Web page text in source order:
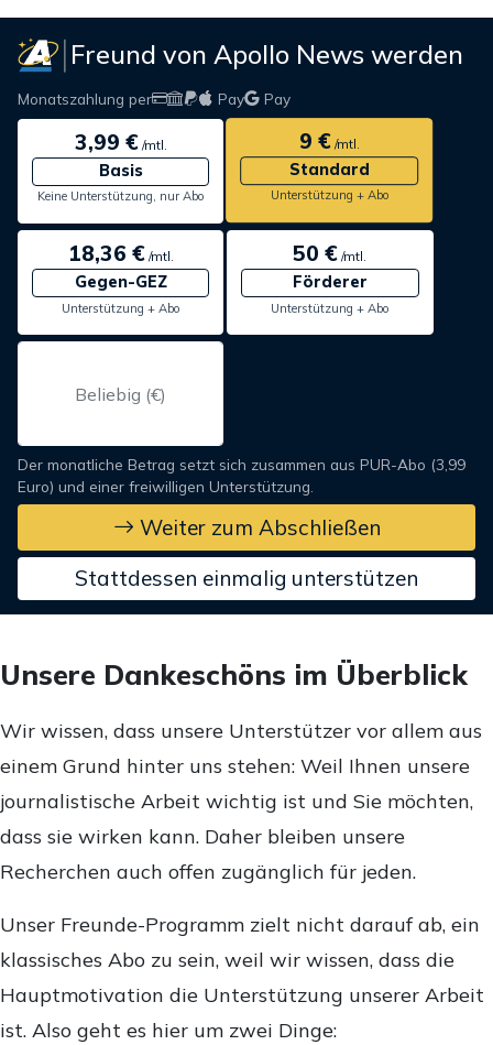
Freund von Apollo News werden
Monatszahlung per Pay Pay
3,99 €/mtl.
Basis
Keine Unterstützung, nur Abo
9 €/mtl.
Standard
Unterstützung + Abo
18,36 €/mtl.
Gegen-GEZ
Unterstützung + Abo
50 € /mtl.
Förderer
Unterstützung + Abo
Der monatliche Betrag setzt sich zusammen aus PUR-Abo (3,99
Euro) und einer freiwilligen Unterstützung.
Weiter zum Abschließen
Stattdessen einmalig unterstützen
Unsere Dankeschöns im Überblick
Wir wissen, dass unsere Unterstützer vor allem aus
einem Grund hinter uns stehen: Weil Ihnen unsere
journalistische Arbeit wichtig ist und Sie möchten,
dass sie wirken kann. Daher bleiben unsere
Recherchen auch offen zugänglich für jeden.
Unser Freunde-Programm zielt nicht darauf ab, ein
klassisches Abo zu sein, weil wir wissen, dass die
Hauptmotivation die Unterstützung unserer Arbeit
ist. Also geht es hier um zwei Dinge: